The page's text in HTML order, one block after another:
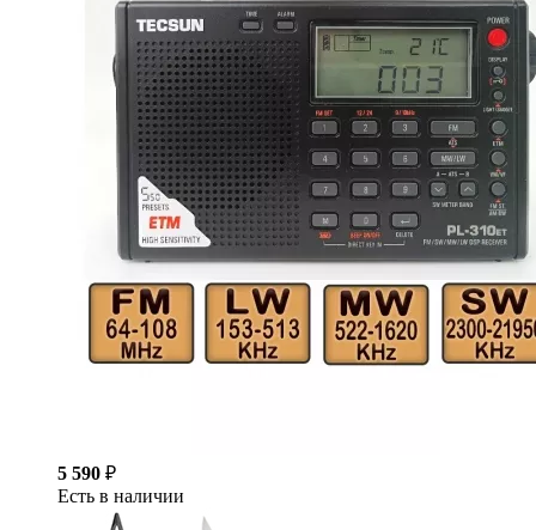
5 590 ₽
Есть в наличии